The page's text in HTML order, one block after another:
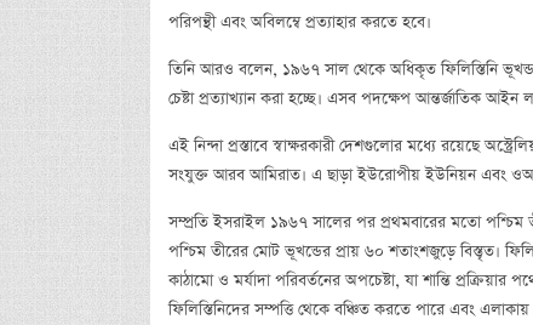
পরিপন্থী এবং অবিলম্বে প্রত্যাহার করতে হবে।
তিনি আরও বলেন, ১৯৬৭ সাল থেকে অধিকৃত ফিলিস্তিনি
চেষ্টা প্রত্যাখ্যান করা হচ্ছে। এসব পদক্ষেপ আন্তর্জাতিক আইন
এই নিন্দা প্রস্তাবে স্বাক্ষরকারী দেশগুলোর মধ্যে রয়েছে
সংযুক্ত আরব আমিরাত। এ ছাড়া ইউরোপীয় ইউনিয়ন এবং
সম্প্রতি ইসরাইল ১৯৬৭ সালের পর প্রথমবারের মতো পশ্চিম
পশ্চিম তীরের মোট ভূখন্ডের প্রায় ৬০ শতাংশজুড়ে বিস্তৃত।
কাঠামো ও মর্যাদা পরিবর্তনের অপচেষ্টা, যা শান্তি
ফিলিস্তিনিদের সম্পত্তি থেকে বঞ্চিত করতে পারে এবং